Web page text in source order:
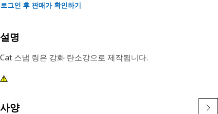
로그인 후 판매가 확인하기
설명
Cat 스냅 링은 강화 탄소강으로 제작됩니다.
사양